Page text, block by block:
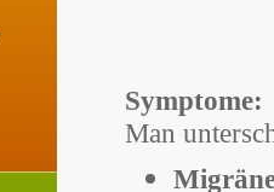
Symptome:
Man